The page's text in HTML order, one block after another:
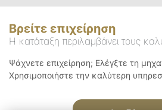
Βρείτε επιχείρηση
Η κατάταξη περιλαμβάνει τους
Ψάχνετε επιχείρηση; Ελέγξτε τη
Χρησιμοποιήστε την καλύτερη